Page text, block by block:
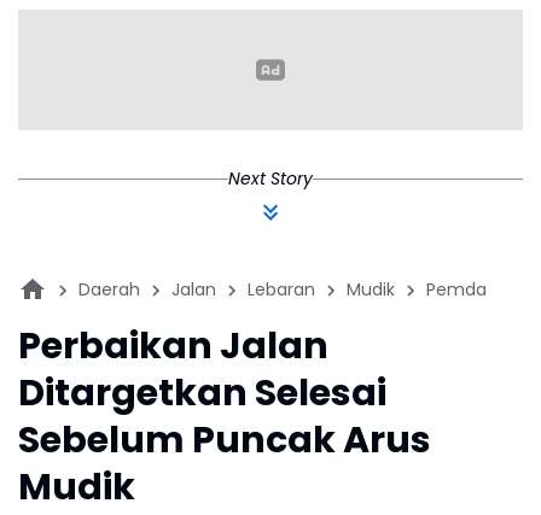
Next Story
Daerah Jalan Lebaran Mudik Pemda
Perbaikan Jalan
Ditargetkan Selesai
Sebelum Puncak Arus
Mudik